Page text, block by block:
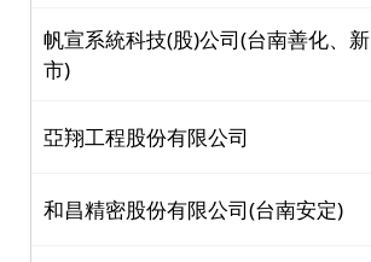
帆宣系統科技(股)公司(台南善化、新
市)
亞翔工程股份有限公司
和昌精密股份有限公司(台南安定)